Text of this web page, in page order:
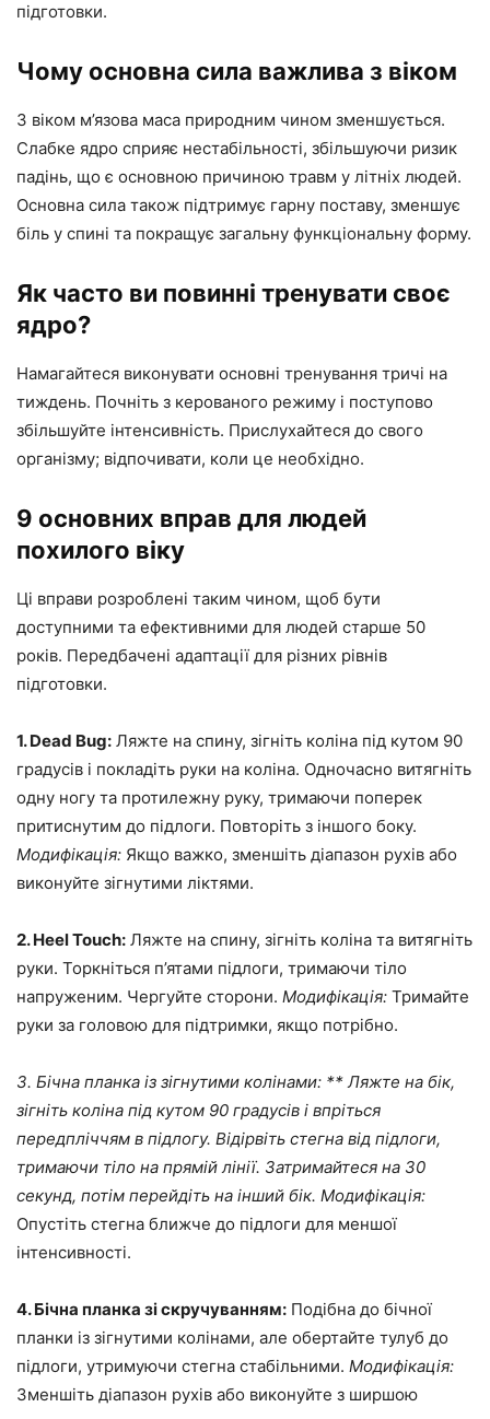
підготовки.
Чому основна сила важлива з віком
З віком м’язова маса природним чином зменшується.
Слабке ядро ​​сприяє нестабільності, збільшуючи ризик
падінь, що є основною причиною травм у літніх людей.
Основна сила також підтримує гарну поставу, зменшує
біль у спині та покращує загальну функціональну форму.
Як часто ви повинні тренувати своє
ядро?
Намагайтеся виконувати основні тренування тричі на
тиждень. Почніть з керованого режиму і поступово
збільшуйте інтенсивність. Прислухайтеся до свого
організму; відпочивати, коли це необхідно.
9 основних вправ для людей
похилого віку
Ці вправи розроблені таким чином, щоб бути
доступними та ефективними для людей старше 50
років. Передбачені адаптації для різних рівнів
підготовки.
1. Dead Bug: Ляжте на спину, зігніть коліна під кутом 90
градусів і покладіть руки на коліна. Одночасно витягніть
одну ногу та протилежну руку, тримаючи поперек
притиснутим до підлоги. Повторіть з іншого боку.
Модифікація: Якщо важко, зменшіть діапазон рухів або
виконуйте зігнутими ліктями.
2. Heel Touch: Ляжте на спину, зігніть коліна та витягніть
руки. Торкніться п’ятами підлоги, тримаючи тіло
напруженим. Чергуйте сторони. Модифікація: Тримайте
руки за головою для підтримки, якщо потрібно.
3. Бічна планка із зігнутими колінами: ** Ляжте на бік,
зігніть коліна під кутом 90 градусів і впріться
передпліччям в підлогу. Відірвіть стегна від підлоги,
тримаючи тіло на прямій лінії. Затримайтеся на 30
секунд, потім перейдіть на інший бік. Модифікація:
Опустіть стегна ближче до підлоги для меншої
інтенсивності.
4. Бічна планка зі скручуванням: Подібна до бічної
планки із зігнутими колінами, але обертайте тулуб до
підлоги, утримуючи стегна стабільними. Модифікація:
Зменшіть діапазон рухів або виконуйте з ширшою